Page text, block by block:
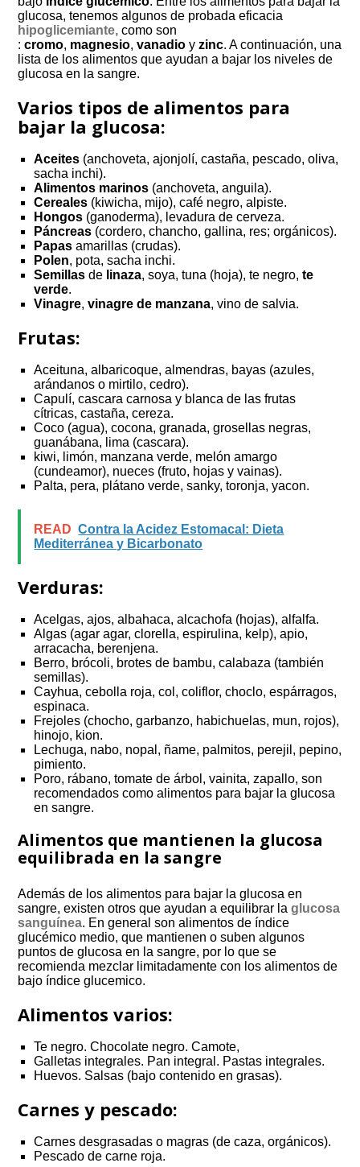
glucosa, tenemos algunos de probada eficacia
hipoglicemiante, como son
:cromo, magnesio,vanadio yzinc. A continuación, una
lista de los alimentos que ayudan a bajar los niveles de
glucosa en la sangre.
Varios tipos de alimentos para
bajar la glucosa:
Aceites (anchoveta, ajonjolí, castaña, pescado, oliva,
sacha inchi).
Alimentos marinos (anchoveta, anguila).
Cereales (kiwicha, mijo), café negro, alpiste.
Hongos (ganoderma), levadura de cerveza.
Páncreas (cordero, chancho, gallina, res; orgánicos).
Papas amarillas (crudas).
Polen, pota, sacha inchi.
Semillas de linaza, soya, tuna (hoja), te negro,te
verde.
Vinagre,vinagre de manzana, vino de salvia.
Frutas:
Aceituna, albaricoque, almendras, bayas (azules,
arándanos o mirtilo, cedro).
Capulí, cascara carnosa y blanca de las frutas
cítricas, castaña, cereza.
Coco (agua), cocona, granada, grosellas negras,
guanábana, lima (cascara).
kiwi, limón, manzana verde, melón amargo
(cundeamor), nueces (fruto, hojas y vainas).
Palta, pera, plátano verde, sanky, toronja, yacon.
READ Contra la Acidez Estomacal: Dieta
Mediterránea y Bicarbonato
Verduras:
Acelgas, ajos, albahaca, alcachofa (hojas), alfalfa.
Algas (agar agar, clorella, espirulina, kelp), apio,
arracacha, berenjena.
Berro, brócoli, brotes de bambu, calabaza (también
semillas).
Cayhua, cebolla roja, col, coliflor, choclo, espárragos,
espinaca.
Frejoles (chocho, garbanzo, habichuelas, mun, rojos),
hinojo, kion.
Lechuga, nabo, nopal, ñame, palmitos, perejil, pepino,
pimiento.
Poro, rábano, tomate de árbol, vainita, zapallo, son
recomendados como alimentos para bajar la glucosa
en sangre.
Alimentos que mantienen la glucosa
equilibrada en la sangre
Además de los alimentos para bajar la glucosa en
sangre, existen otros que ayudan a equilibrar laglucosa
sanguínea. En general son alimentos de índice
glucémico medio, que mantienen o suben algunos
puntos de glucosa en la sangre, por lo que se
recomienda mezclar limitadamente con los alimentos de
bajo índice glucemico.
Alimentos varios:
Te negro. Chocolate negro. Camote,
Galletas integrales. Pan integral. Pastas integrales.
Huevos. Salsas (bajo contenido en grasas).
Carnes y pescado:
Carnes desgrasadas o magras (de caza, orgánicos).
Pescado de carne roja.